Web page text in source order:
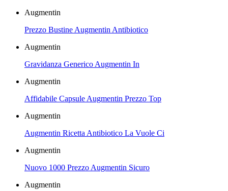
Augmentin
Prezzo Bustine Augmentin Antibiotico
Augmentin
Gravidanza Generico Augmentin In
Augmentin
Affidabile Capsule Augmentin Prezzo Top
Augmentin
Augmentin Ricetta Antibiotico La Vuole Ci
Augmentin
Nuovo 1000 Prezzo Augmentin Sicuro
Augmentin